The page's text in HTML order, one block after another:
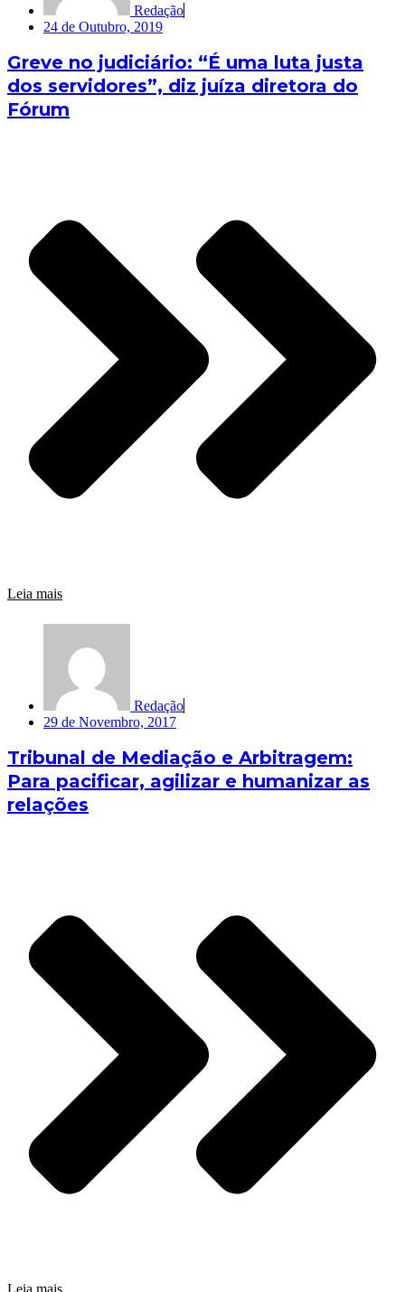
Redação
24 de Outubro, 2019
Greve no judiciário: “É uma luta justa
dos servidores”, diz juíza diretora do
Fórum
Leia mais
Redação
29 de Novembro, 2017
Tribunal de Mediação e Arbitragem:
Para pacificar, agilizar e humanizar as
relações